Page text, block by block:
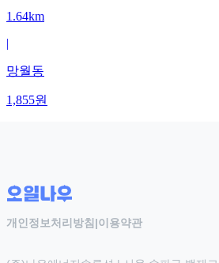
1.64km
|
망월동
1,855원
개인정보처리방침 |이용약관